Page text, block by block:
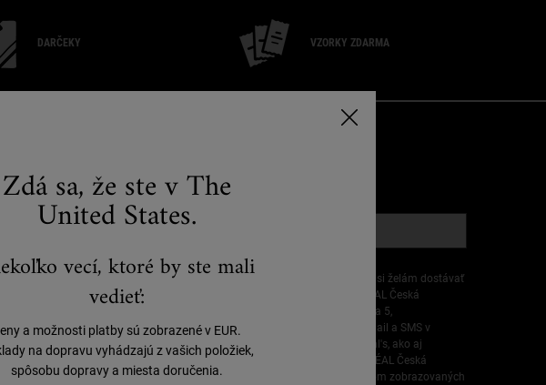
DARČEKY VZORKY ZDARMA
(*) Povinné políčka
Vyhlasujem, že mám 16 rokov alebo viac a že si želám dostávať
personalizované ponuky od spoločnosti L’ORÉAL Česká
republika s.r.o., Plzeňská 213/11, 150 00 Praha 5,
prostredníctvom priamej komunikácie cez e-mail a SMS v
súvislosti s produktmi a službami značky Kiehl's, ako aj
prostredníctvom reklám všetkých značiek L’ORÉAL Česká
republika s.r.o. prispôsobených mojim záujmom zobrazovaných
Zdá sa, že ste v The
United States.
vecí, ktoré by ste mali
vedieť:
a možnosti platby sú zobrazené v EUR.
na dopravu vyhádzajú z vašich položiek,
spôsobu dopravy a miesta doručenia.